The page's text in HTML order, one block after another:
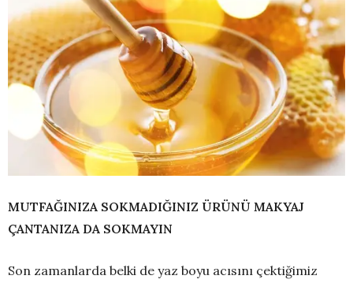
MUTFAĞINIZA SOKMADIĞINIZ ÜRÜNÜ MAKYAJ
ÇANTANIZA DA SOKMAYIN
Son zamanlarda belki de yaz boyu acısını çektiğimiz